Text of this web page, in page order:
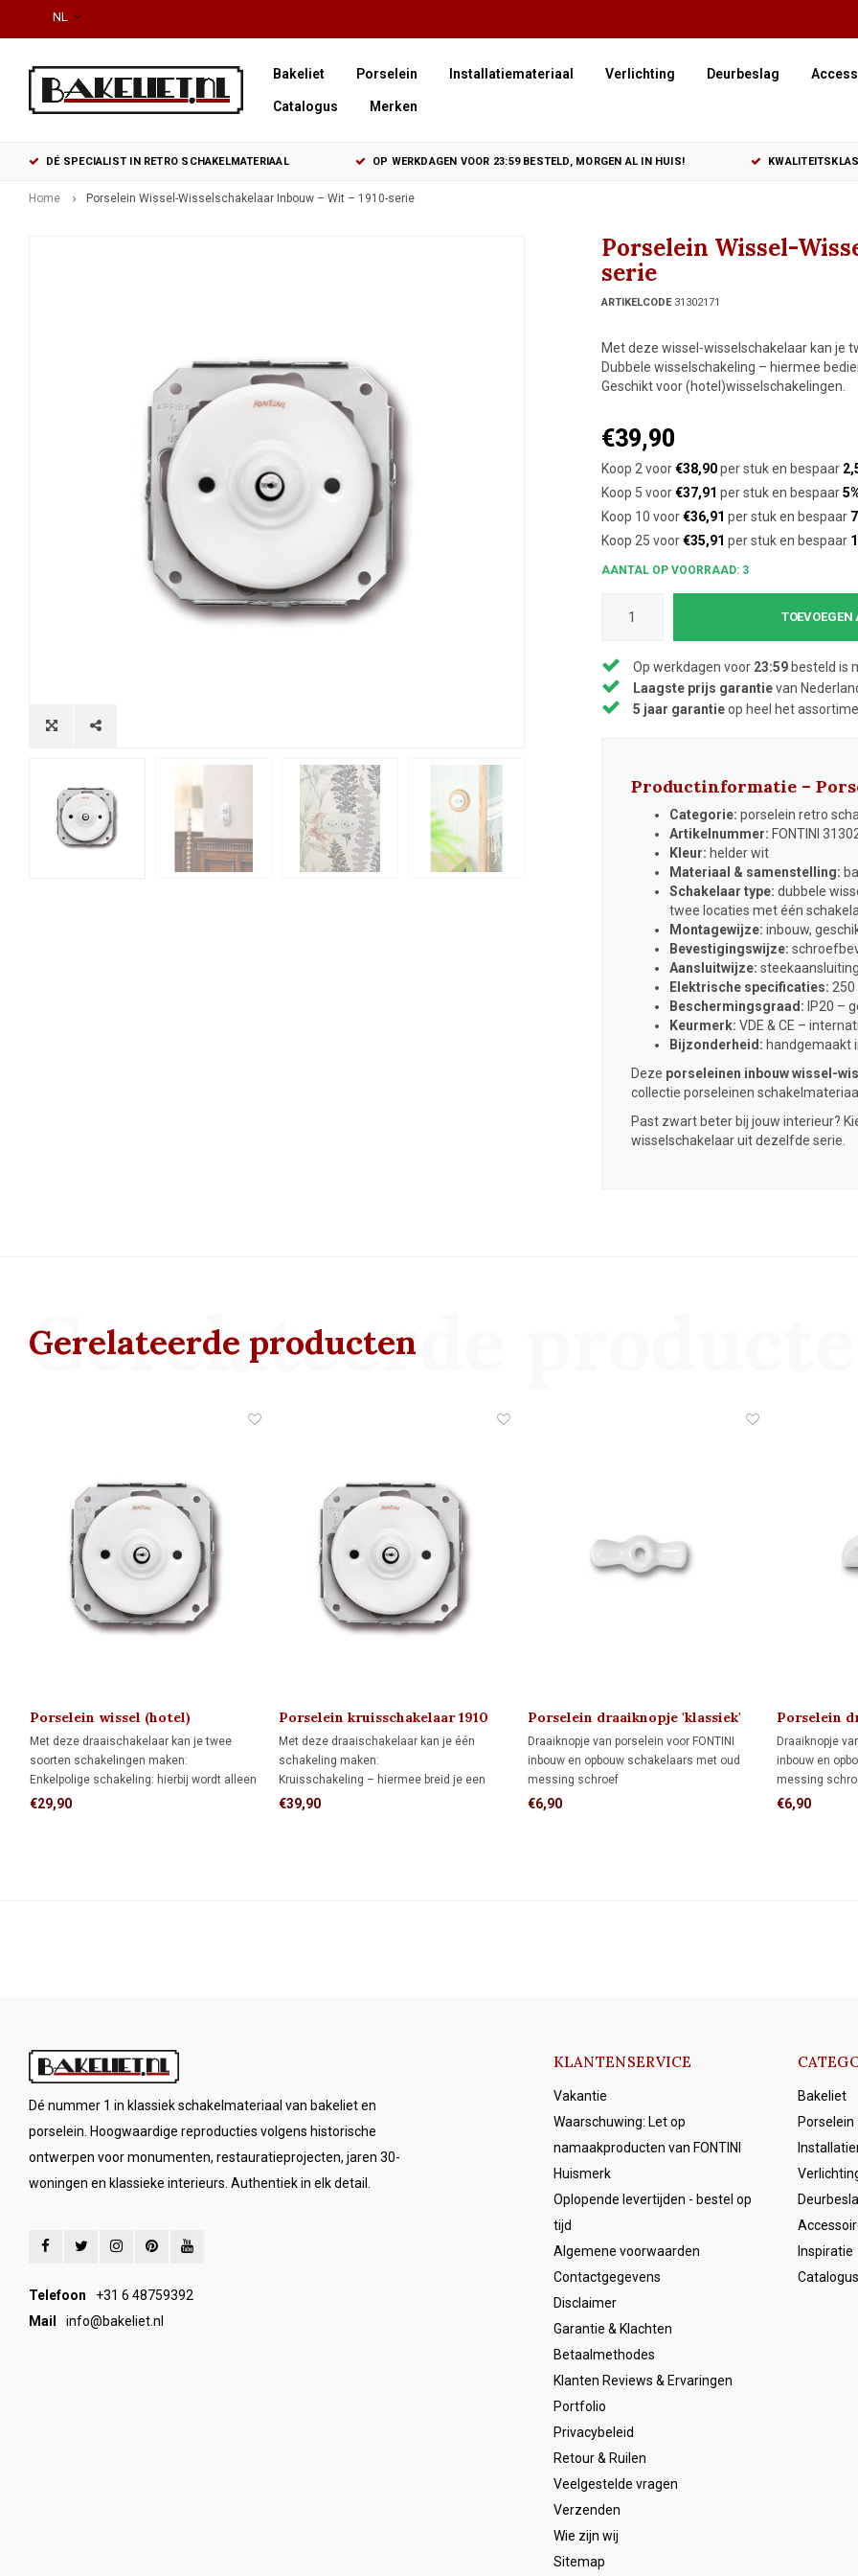
NL
Bakeliet Porselein Installatiemateriaal Verlichting Deurbeslag
Catalogus Merken
DÉ SPECIALIST IN RETRO SCHAKELMATERIAAL OP WERKDAGEN VOOR 23:59 BESTELD, MORGEN AL IN HUIS!
Home Porselein Wissel-Wisselschakelaar Inbouw – Wit – 1910-serie
Porselein Wissel-
serie
ARTIKELCODE31302171
Met deze wissel-wisselschakelaar kan je
Dubbele wisselschakeling – hiermee
Geschikt voor (hotel)wisselschakelingen.
€39,90
Koop 2 voor€38,90per stuk en bespaar
Koop 5 voor€37,91 per stuk en bespaar
Koop 10 voor€36,91 per stuk en bespaar
Koop 25 voor€35,91 per stuk en bespaar
AANTAL OP VOORRAAD: 3
Op werkdagen voor 23:59besteld is
Laagste prijs garantievan
5 jaar garantieop heel het
Productinformatie –
Categorie: porselein retro
Artikelnummer: FONTINI
Kleur: helder wit
Materiaal & samenstelling:
Schakelaar type: dubbele
twee locaties met één
Montagewijze: inbouw,
Bevestigingswijze:
Aansluitwijze:
Elektrische specificaties:
Beschermingsgraad: IP20 –
Keurmerk: VDE & CE –
Bijzonderheid: handgemaakt
Deze porseleinen inbouw wissel-
collectie porseleinen
Past zwart beter bij jouw interieur?
wisselschakelaar uit dezelfde serie.
Gerelateerde producten
Gerelateerde
Porselein wissel (hotel)
schakelaar 1910
Met deze draaischakelaar kan je twee
soorten schakelingen maken:
Enkelpolige schakeling: hierbij wordt alleen
de stroomvoerende draad onderbroken.
€29,90
Porselein kruisschakelaar 1910
Met deze draaischakelaar kan je één
schakeling maken:
Kruisschakeling – hiermee breid je een
wisselschakeling uit door samen met twee
€39,90
Porselein draaiknopje 'klassiek'
1910
Draaiknopje van porselein voor FONTINI
inbouw en opbouw schakelaars met oud
messing schroef
€6,90
Porselein
Draaiknopje
inbouw en
messing
€6,90
Dé nummer 1 in klassiek schakelmateriaal van bakeliet en
porselein. Hoogwaardige reproducties volgens historische
ontwerpen voor monumenten, restauratieprojecten, jaren 30-
woningen en klassieke interieurs. Authentiek in elk detail.
Telefoon
+31 6 48759392
Mail
info@bakeliet.nl
KLANTENSERVICE
Vakantie
Waarschuwing: Let op
namaakproducten van FONTINI
Huismerk
Oplopende levertijden - bestel op
tijd
Algemene voorwaarden
Contactgegevens
Disclaimer
Garantie & Klachten
Betaalmethodes
Klanten Reviews & Ervaringen
Portfolio
Privacybeleid
Retour & Ruilen
Veelgestelde vragen
Verzenden
Wie zijn wij
Sitemap
Bakeliet
Porselein
Inspiratie
Catalogus